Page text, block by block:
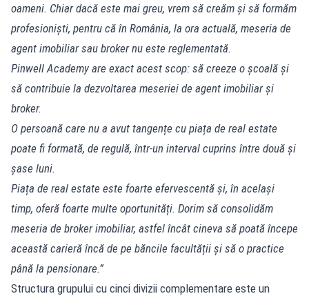
oameni. Chiar dacă este mai greu, vrem să creăm și să formăm
profesioniști, pentru că în România, la ora actuală, meseria de
agent imobiliar sau broker nu este reglementată.
Pinwell Academy are exact acest scop: să creeze o școală și
să contribuie la dezvoltarea meseriei de agent imobiliar și
broker.
O persoană care nu a avut tangențe cu piața de real estate
poate fi formată, de regulă, într-un interval cuprins între două și
șase luni.
Piața de real estate este foarte efervescentă și, în același
timp, oferă foarte multe oportunități. Dorim să consolidăm
meseria de broker imobiliar, astfel încât cineva să poată începe
această carieră încă de pe băncile facultății și să o practice
până la pensionare.”
Structura grupului cu cinci divizii complementare este un